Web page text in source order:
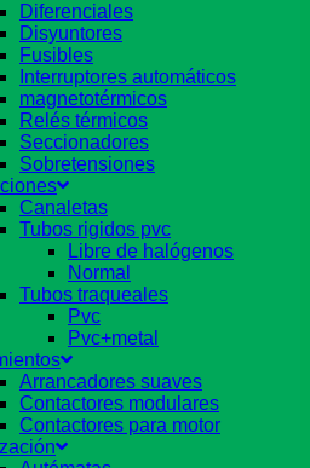
Diferenciales
Disyuntores
Fusibles
Interruptores automáticos
magnetotérmicos
Relés térmicos
Seccionadores
Sobretensiones
Canaletas
Tubos rigidos pvc
Libre de halógenos
Normal
Tubos traqueales
Pvc
Pvc+metal
Arrancadores suaves
Contactores modulares
Contactores para motor